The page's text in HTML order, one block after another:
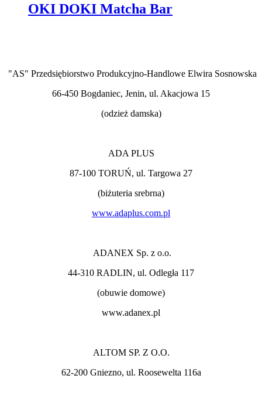
OKI DOKI Matcha Bar
"AS" Przedsiębiorstwo Produkcyjno-Handlowe Elwira Sosnowska
66-450 Bogdaniec, Jenin, ul. Akacjowa 15
(odzież damska)
ADA PLUS
87-100 TORUŃ, ul. Targowa 27
(biżuteria srebrna)
www.adaplus.com.pl
ADANEX Sp. z o.o.
44-310 RADLIN, ul. Odległa 117
(obuwie domowe)
www.adanex.pl
ALTOM SP. Z O.O.
62-200 Gniezno, ul. Roosewelta 116a